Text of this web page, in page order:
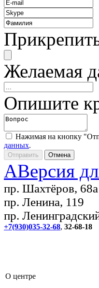
Желаемая
Опишите
Нажимая на кнопку
данных.
AВерсия
пр. Шахтёров, 68а
пр. Ленина, 119
пр.
+7(930)035-32-68, 32-68-18
О центре